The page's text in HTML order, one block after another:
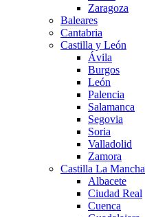
Zaragoza
Baleares
Cantabria
Castilla y León
Ávila
Burgos
León
Palencia
Salamanca
Segovia
Soria
Valladolid
Zamora
Castilla La Mancha
Albacete
Ciudad Real
Cuenca